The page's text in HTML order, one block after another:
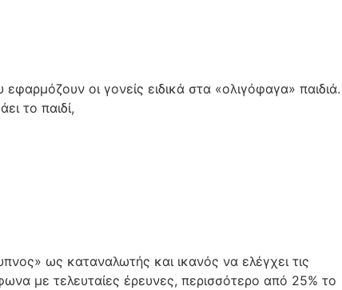
οι γονείς ειδικά στα «ολιγόφαγα» παιδιά.
το παιδί,
ως καταναλωτής και ικανός να ελέγχει τις
με τελευταίες έρευνες, περισσότερο από 25% το